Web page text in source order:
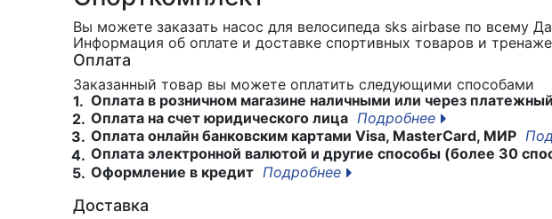
Вы можете заказать насос для велосипеда sks airbase по всему
Информация об оплате и доставке спортивных товаров и
Оплата
Заказанный товар вы можете оплатить следующими способами
1. Оплата в розничном магазине наличными или через
2. Оплата на счет юридического лица Подробнее
3. Оплата онлайн банковским картами Visa, MasterCard, МИР
4. Оплата электронной валютой и другие способы (более 30
5. Оформление в кредит Подробнее
Доставка